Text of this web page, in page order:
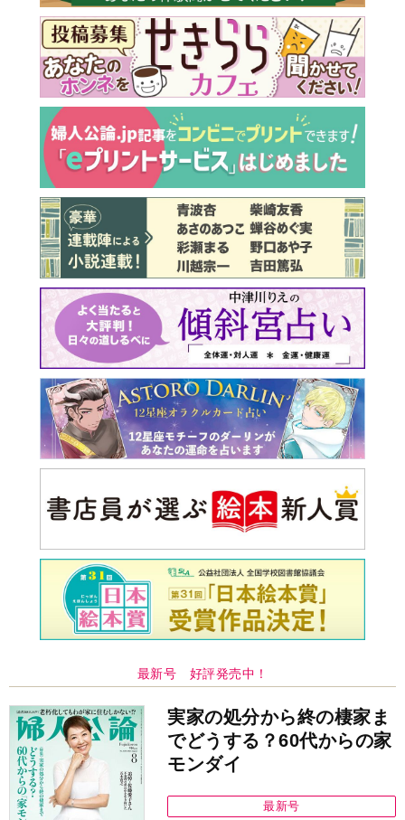
最新号 好評発売中！
実家の処分から終の棲家ま
でどうする？60代からの家
モンダイ
最新号